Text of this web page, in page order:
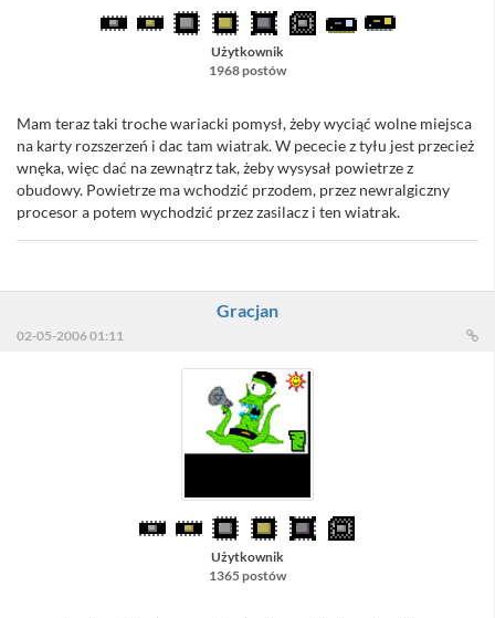
Użytkownik
1968 postów
Mam teraz taki troche wariacki pomysł, żeby wyciąć wolne miejsca
na karty rozszerzeń i dac tam wiatrak. W pececie z tyłu jest przecież
wnęka, więc dać na zewnątrz tak, żeby wysysał powietrze z
obudowy. Powietrze ma wchodzić przodem, przez newralgiczny
procesor a potem wychodzić przez zasilacz i ten wiatrak.
Gracjan
02-05-2006 01:11
Użytkownik
1365 postów